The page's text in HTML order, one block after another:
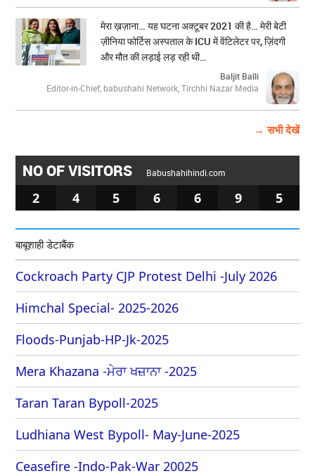
मेरा ख़ज़ाना… यह घटना अक्टूबर 2021 की है… मेरी बेटी
ज़ीनिया फोर्टिस अस्पताल के ICU में वेंटिलेटर पर, ज़िंदगी
और मौत की लड़ाई लड़ रही थी…
Baljit Balli
Editor-in-Chief, babushahi Network, Tirchhi Nazar Media
→ सभी देखें
NO OF VISITORS Babushahihindi.com
2 4 5 6 6 9 5
बाबूशाही डेटाबैंक
Cockroach Party CJP Protest Delhi -July 2026
Himchal Special- 2025-2026
Floods-Punjab-HP-Jk-2025
Mera Khazana -ਮੇਰਾ ਖਜ਼ਾਨਾ -2025
Taran Taran Bypoll-2025
Ludhiana West Bypoll- May-June-2025
Ceasefire -Indo-Pak-War 20025